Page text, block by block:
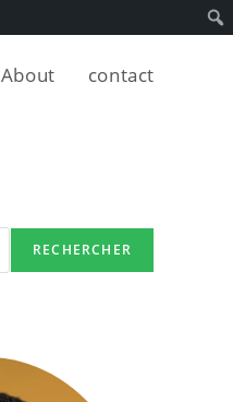
About contact
RECHERCHER